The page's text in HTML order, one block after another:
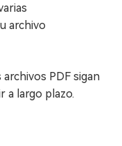
archivo
PDF sigan
a largo plazo.